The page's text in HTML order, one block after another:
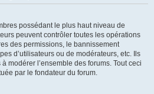
possédant le plus haut niveau de
peuvent contrôler toutes les opérations
des permissions, le bannissement
d’utilisateurs ou de modérateurs, etc. Ils
modérer l’ensemble des forums. Tout ceci
par le fondateur du forum.